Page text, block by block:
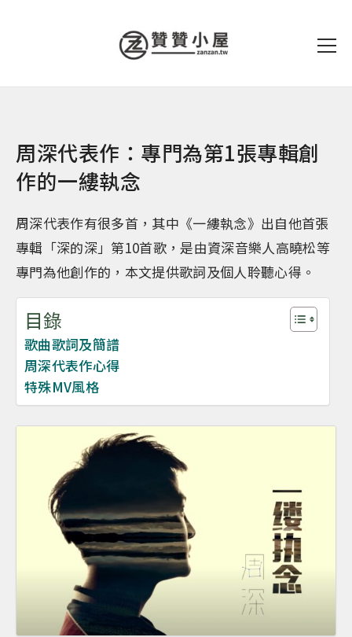
周深代表作：專門為第1張專輯創
作的一縷執念
周深代表作有很多首，其中《一縷執念》出自他首張
專輯「深的深」第10首歌，是由資深音樂人高曉松等
專門為他創作的，本文提供歌詞及個人聆聽心得。
目錄
歌曲歌詞及簡譜
周深代表作心得
特殊MV風格